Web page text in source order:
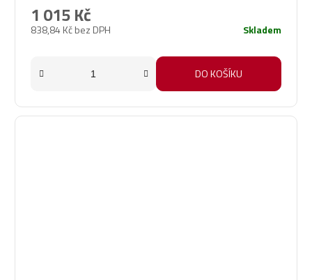
838,84 Kč bez DPH
1 015 Kč
Skladem
DO KOŠÍKU